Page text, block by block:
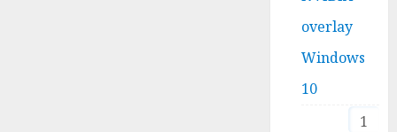
overlay
Windows
10
1